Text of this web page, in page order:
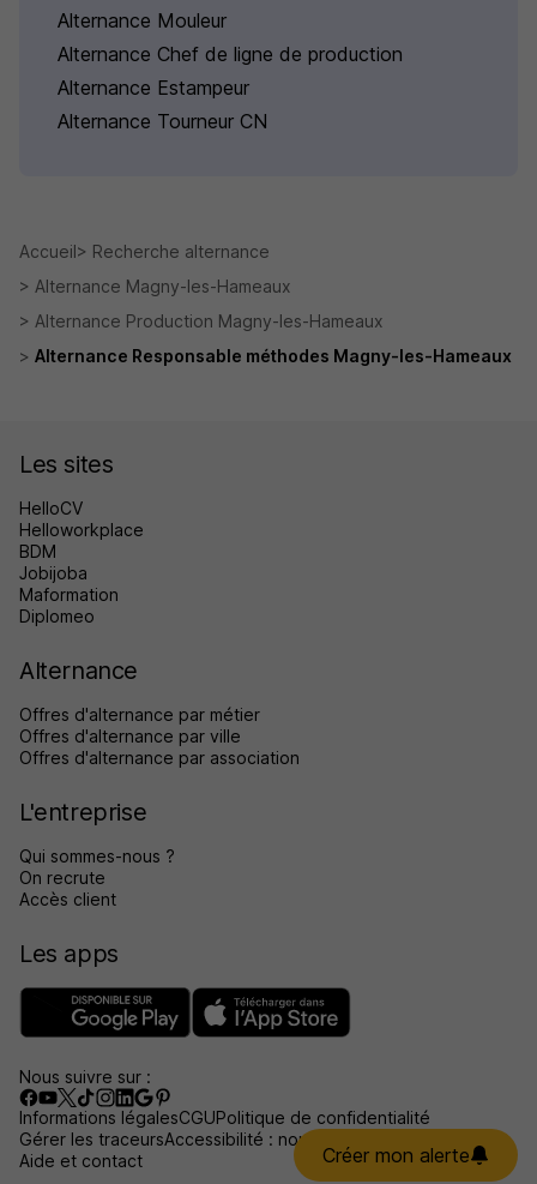
Créer mon alerte
Alternance Mouleur
Alternance Chef de ligne de production
Alternance Estampeur
Alternance Tourneur CN
Accueil
Recherche alternance
Alternance Magny-les-Hameaux
Alternance Production Magny-les-Hameaux
Alternance Responsable méthodes Magny-les-Hameaux
Les sites
HelloCV
Helloworkplace
BDM
Jobijoba
Maformation
Diplomeo
Alternance
Offres d'alternance par métier
Offres d'alternance par ville
Offres d'alternance par association
L'entreprise
Qui sommes-nous ?
On recrute
Accès client
Les apps
Nous suivre sur :
Informations légalesCGUPolitique de confidentialité
Gérer les traceursAccessibilité : non conforme
Aide et contact